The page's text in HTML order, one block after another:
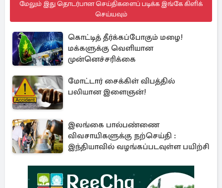
மேலும் இது தொடர்பான செய்திகளைப் படிக்க இங்கே கிளிக்
செய்யவும்
கொட்டித் தீர்க்கப்போகும் மழை!
மக்களுக்கு வெளியான
முன்னெச்சரிக்கை
மோட்டார் சைக்கிள் விபத்தில்
பலியான இளைஞன்!
இலங்கை பால்பண்ணை
விவசாயிகளுக்கு நற்செய்தி :
இந்தியாவில் வழங்கப்படவுள்ள பயிற்சி